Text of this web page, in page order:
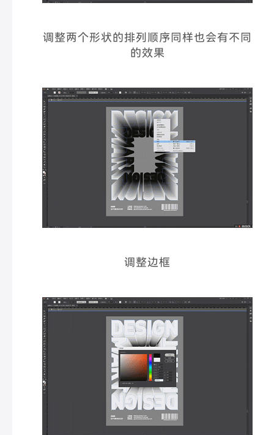
调整两个形状的排列顺序同样也会有不同
的效果
调整边框